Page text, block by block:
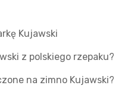
Kujawski
z polskiego rzepaku?
na zimno Kujawski?